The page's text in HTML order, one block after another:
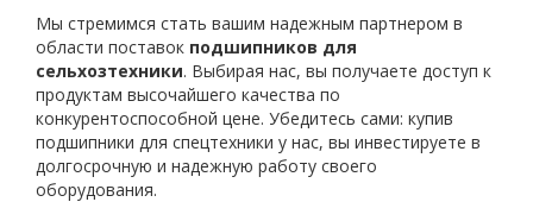
Мы стремимся стать вашим надежным партнером в
области поставок подшипников для
сельхозтехники. Выбирая нас, вы получаете доступ к
продуктам высочайшего качества по
конкурентоспособной цене. Убедитесь сами: купив
подшипники для спецтехники у нас, вы инвестируете в
долгосрочную и надежную работу своего
оборудования.